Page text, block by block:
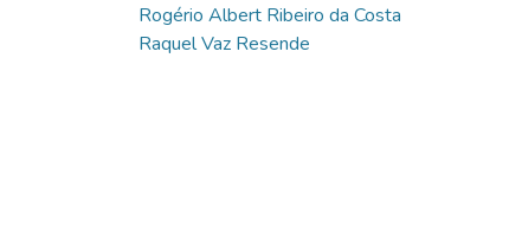
Rogério Albert Ribeiro da Costa
Raquel Vaz Resende